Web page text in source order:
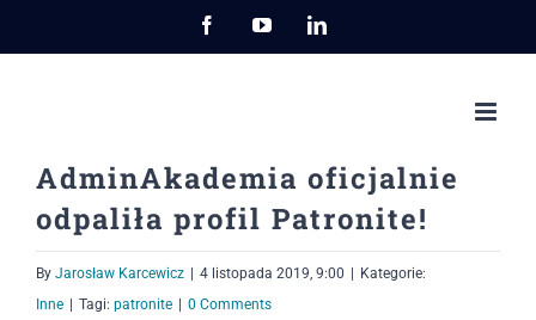
FacebookYouTubeLinkedIn
AdminAkademia oficjalnie
odpaliła profil Patronite!
By Jarosław Karcewicz | 4 listopada 2019, 9:00 | Kategorie:
Inne | Tagi: patronite | 0 Comments